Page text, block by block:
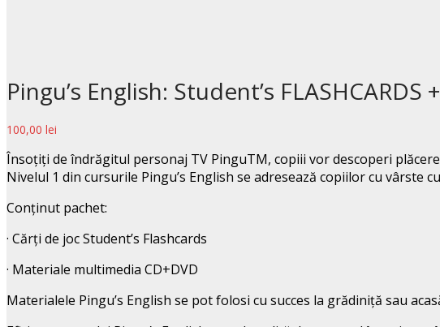
Pingu’s English: Student’s FLASHCARDS
100,00 lei
Însoțiți de îndrăgitul personaj TV PinguTM, copiii vor descoperi
Nivelul 1 din cursurile Pingu’s English se adresează copiilor cu vârste
Conținut pachet:
· Cărți de joc Student’s Flashcards
· Materiale multimedia CD+DVD
Materialele Pingu’s English se pot folosi cu succes la grădiniță sau